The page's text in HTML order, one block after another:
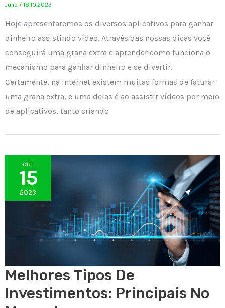
Julia / 18.10.2023
Hoje apresentaremos os diversos aplicativos para ganhar
dinheiro assistindo vídeo. Através das nossas dicas você
conseguirá uma grana extra e aprender como funciona o
mecanismo para ganhar dinheiro e se divertir.
Certamente, na internet existem muitas formas de faturar
uma grana extra, e uma delas é ao assistir vídeos por meio
de aplicativos, tanto criando
out
15
2023
Melhores Tipos De
Investimentos: Principais No